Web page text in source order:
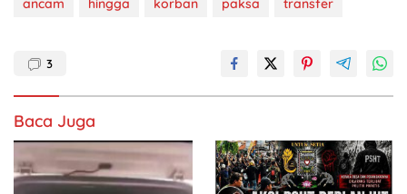
ancam hingga korban paksa transfer
3
Baca Juga